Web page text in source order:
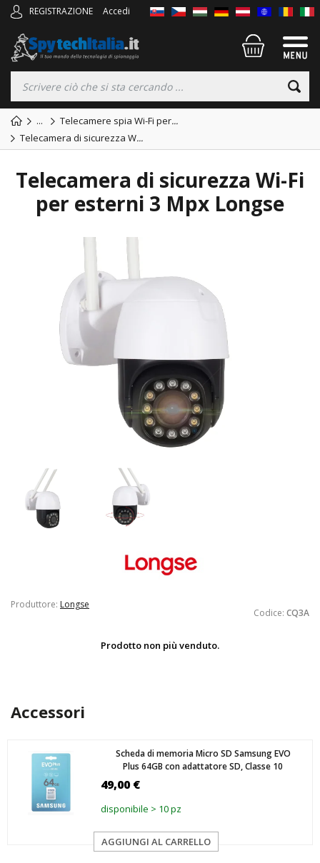
REGISTRAZIONE Accedi
... Telecamere spia Wi-Fi per...
Telecamera di sicurezza W...
Telecamera di sicurezza Wi-Fi
per esterni 3 Mpx Longse
Produttore: Longse
Codice: CQ3A
Prodotto non più venduto.
Accessori
Scheda di memoria Micro SD Samsung EVO
Plus 64GB con adattatore SD, Classe 10
49,00 €
disponibile > 10 pz
AGGIUNGI AL CARRELLO